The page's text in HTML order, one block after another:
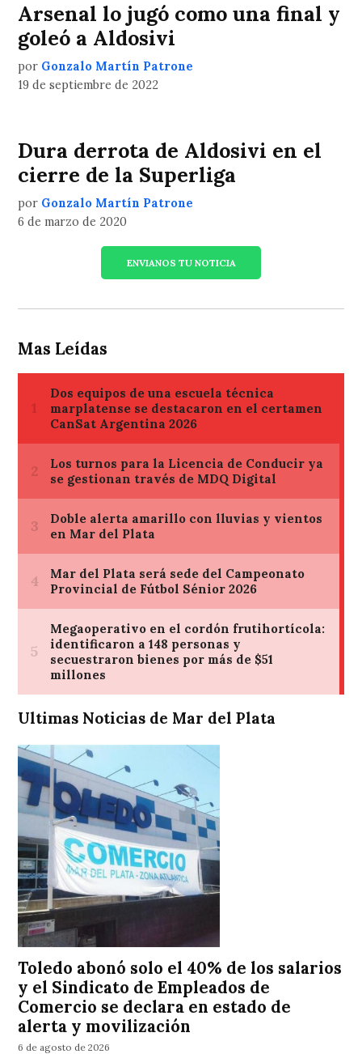
Arsenal lo jugó como una final y
goleó a Aldosivi
por Gonzalo Martín Patrone
19 de septiembre de 2022
Dura derrota de Aldosivi en el
cierre de la Superliga
por Gonzalo Martín Patrone
6 de marzo de 2020
ENVIANOS TU NOTICIA
Mas Leídas
Ultimas Noticias de Mar del Plata
Toledo abonó solo el 40% de los salarios
y el Sindicato de Empleados de
Comercio se declara en estado de
alerta y movilización
6 de agosto de 2026